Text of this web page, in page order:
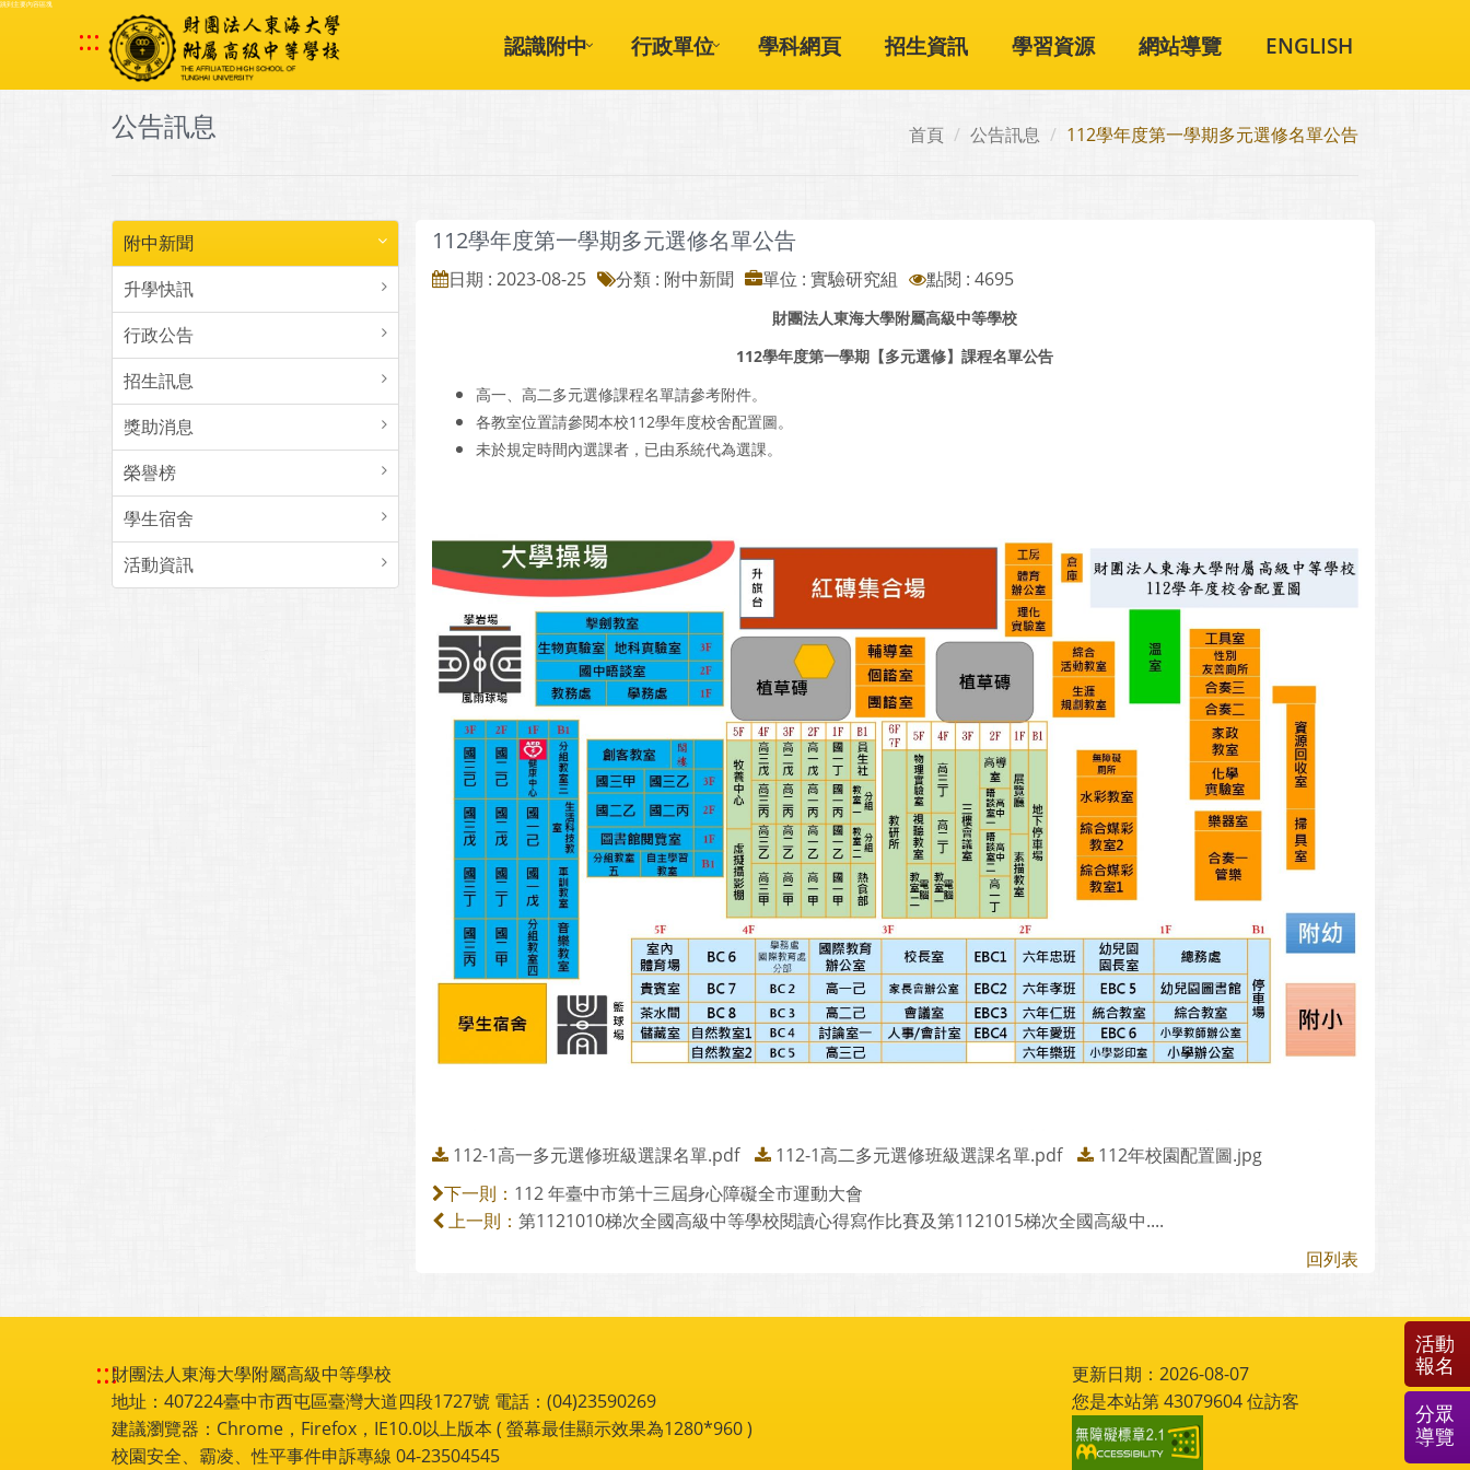
跳到主要內容區塊
::: 認識附中 行政單位 學科網頁 招生資訊 學習資源 網站導覽 ENGLISH
公告訊息 首頁 公告訊息 112學年度第一學期多元選修名單公告
附中新聞
升學快訊
行政公告
招生訊息
獎助消息
榮譽榜
學生宿舍
活動資訊
112學年度第一學期多元選修名單公告
日期 : 2023-08-25 分類 : 附中新聞 單位 : 實驗研究組 點閱 : 4695
財團法人東海大學附屬高級中等學校
112學年度第一學期【多元選修】課程名單公告
高一、高二多元選修課程名單請參考附件。
各教室位置請參閱本校112學年度校舍配置圖。
未於規定時間內選課者，已由系統代為選課。
112-1高一多元選修班級選課名單.pdf 112-1高二多元選修班級選課名單.pdf 112年校園配置圖.jpg
下一則： 112 年臺中市第十三屆身心障礙全市運動大會
上一則： 第1121010梯次全國高級中等學校閱讀心得寫作比賽及第1121015梯次全國高級中....
回列表
:::財團法人東海大學附屬高級中等學校
地址：407224臺中市西屯區臺灣大道四段1727號 電話：(04)23590269
建議瀏覽器：Chrome，Firefox，IE10.0以上版本 ( 螢幕最佳顯示效果為1280*960 )
校園安全、霸凌、性平事件申訴專線 04-23504545
更新日期：2026-08-07
您是本站第43079604位訪客
活動
報名
分眾
導覽